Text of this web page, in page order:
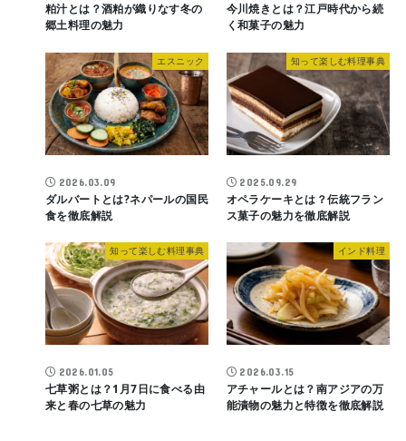
粕汁とは？酒粕が織りなす冬の
郷土料理の魅力
今川焼きとは？江戸時代から続
く和菓子の魅力
エスニック
2026.03.09
ダルバートとは?ネパールの国民
食を徹底解説
知って楽しむ料理事典
2025.09.29
オペラケーキとは？伝統フラン
ス菓子の魅力を徹底解説
知って楽しむ料理事典
2026.01.05
七草粥とは？1月7日に食べる由
来と春の七草の魅力
インド料理
2026.03.15
アチャールとは？南アジアの万
能漬物の魅力と特徴を徹底解説